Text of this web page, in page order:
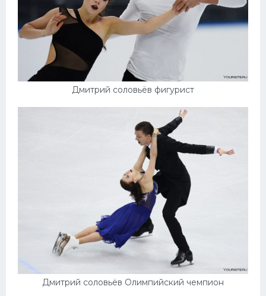
Дмитрий соловьёв фигурист
Дмитрий соловьёв Олимпийский чемпион